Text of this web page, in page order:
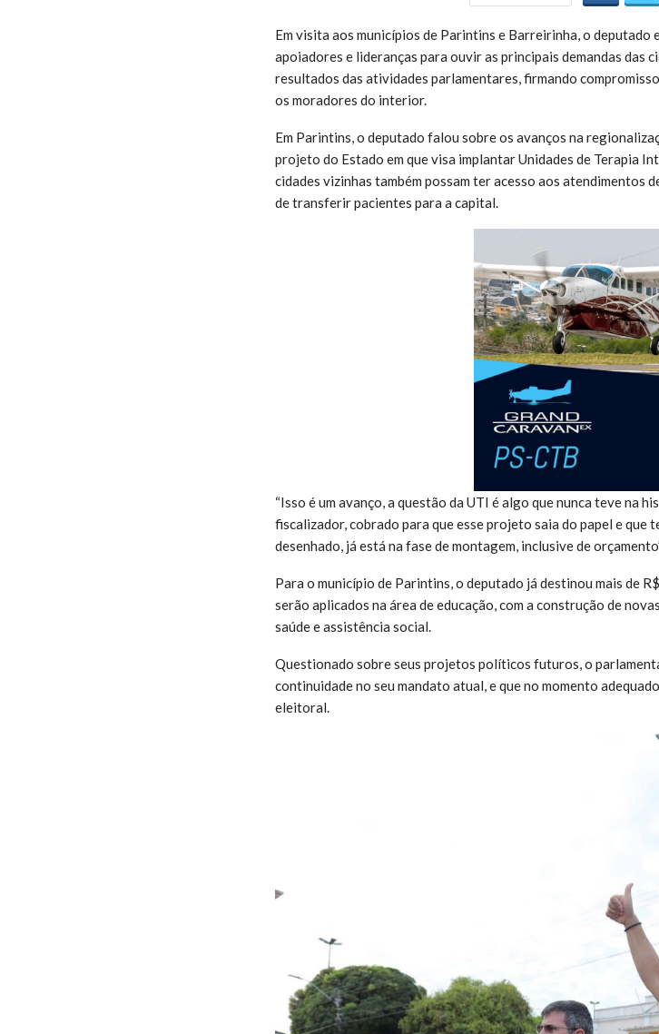
Em visita aos municípios de Parintins e Barreirinha, o deputado
apoiadores e lideranças para ouvir as principais demandas das
resultados das atividades parlamentares, firmando
os moradores do interior.
Em Parintins, o deputado falou sobre os avanços na
projeto do Estado em que visa implantar Unidades de Terapia
cidades vizinhas também possam ter acesso aos atendimentos
de transferir pacientes para a capital.
“Isso é um avanço, a questão da UTI é algo que nunca teve na
fiscalizador, cobrado para que esse projeto saia do papel e que
desenhado, já está na fase de montagem, inclusive de
Para o município de Parintins, o deputado já destinou mais de
serão aplicados na área de educação, com a construção de
saúde e assistência social.
Questionado sobre seus projetos políticos futuros, o
continuidade no seu mandato atual, e que no momento
eleitoral.